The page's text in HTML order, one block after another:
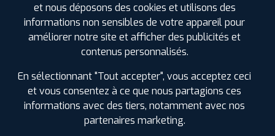
PROFIL PLUSBLAGNAC
6 RUE DES ORFEVRES31700 BLAGNAC
0561304488
LES GARAGES PROFIL PLUS
et nous déposons des cookies et utilisons des
informations non sensibles de votre appareil pour
améliorer notre site et afficher des publicités et
contenus personnalisés.
En sélectionnant "Tout accepter", vous acceptez ceci
et vous consentez à ce que nous partagions ces
informations avec des tiers, notamment avec nos
partenaires marketing.